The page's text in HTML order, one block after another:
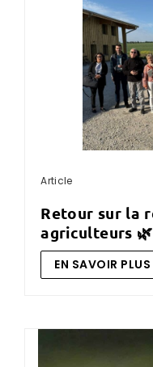
Article
retour sur la réunion du collège des
agriculteurs 🌿
EN SAVOIR PLUS